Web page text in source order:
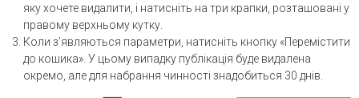
яку хочете видалити, і натисніть на три крапки, розташовані у
правому верхньому кутку.
Коли з’являються параметри, натисніть кнопку «Перемістити
до кошика». У цьому випадку публікація буде видалена
окремо, але для набрання чинності знадобиться 30 днів.